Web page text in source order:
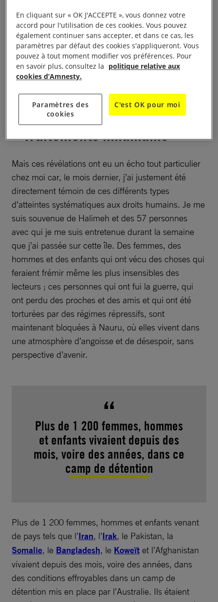
violences et des autres mauvais traitements décrits
dans le récent article du Guardian portant sur les
Nauru Files».
À lire aussi : Australie : fermeture du camp de détention
de réfugiés de Manus
Traitements inhumains
Mais ces révélations ont eu un écho tout particulier
chez moi car, le mois dernier, j’ai justement été
directement témoin de ces différents types
d’atteintes systématiques aux droits humains. Je me
suis souvenue de Halimeh et des 57 personnes
avec qui je me suis entretenue durant la semaine
que j’ai passée sur cette île. Des femmes, des
hommes et des enfants qui ont vécu des choses qui
feraient frémir même les plus insensibles des
lecteurs ; ces personnes qui ont fui la guerre, qui
ont perdu des proches et des amis et qui ont été
torturées par des régimes répressifs, sont
maintenant bloquées à Nauru, où elles vivent dans
une atmosphère d’angoisse et de désespoir, sans
perspective d’avenir.
Plus de 1 200 femmes, hommes
et enfants vivaient depuis des
mois, voire des années, dans ce
camp de détention
Plus de 1 200 femmes, hommes et enfants venant
de pays tels que l’Iran, l’Irak, le Pakistan, la
Somalie, le Bangladesh, le Koweït et l’Afghanistan
vivaient depuis des mois, voire des années, dans
des conditions effroyables dans un camp de
détention mis en place par l’Australie. Ils étaient
En cliquant sur « OK J'ACCEPTE », vous donnez votre
accord pour l'utilisation de ces cookies. Vous pouvez
également continuer sans accepter, et dans ce cas, les
paramètres par défaut des cookies s'appliqueront. Vous
pouvez à tout moment modifier vos préférences. Pour
en savoir plus, consultez la politique relative aux
cookies d’Amnesty.
Paramètres des
cookies
C'est OK pour moi